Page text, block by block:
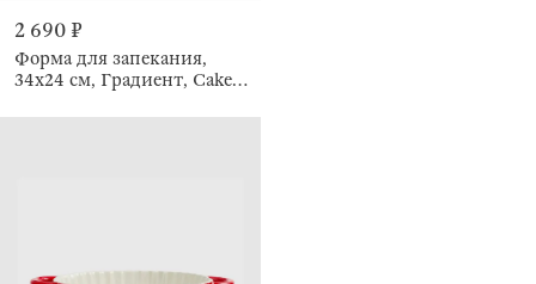
2 690 ₽
Форма для запекания,
34х24 см, Градиент, Cakes